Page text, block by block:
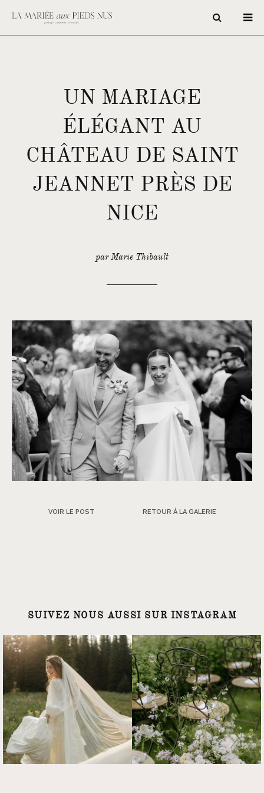
UN MARIAGE
ÉLÉGANT AU
CHÂTEAU DE SAINT
JEANNET PRÈS DE
NICE
par Marie Thibault
VOIR LE POST RETOUR À LA GALERIE
SUIVEZ NOUS AUSSI SUR INSTAGRAM